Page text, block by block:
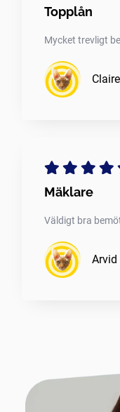
Topplån
Mycket trevligt
Claire
Mäklare
Väldigt bra
Arvid